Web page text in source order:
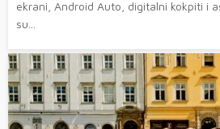
ekrani, Android Auto, digitalni kokpiti i
su...